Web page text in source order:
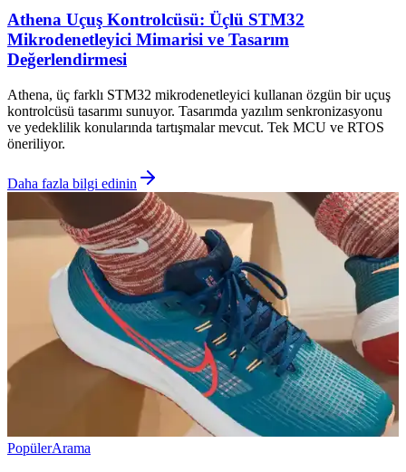
Athena Uçuş Kontrolcüsü: Üçlü STM32
Mikrodenetleyici Mimarisi ve Tasarım
Değerlendirmesi
Athena, üç farklı STM32 mikrodenetleyici kullanan özgün bir uçuş
kontrolcüsü tasarımı sunuyor. Tasarımda yazılım senkronizasyonu
ve yedeklilik konularında tartışmalar mevcut. Tek MCU ve RTOS
öneriliyor.
Daha fazla bilgi edinin
PopülerArama